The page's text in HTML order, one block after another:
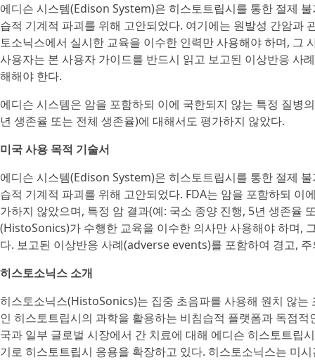
에디슨 시스템(Edison System)은 히스토트립시를 통한 절제
습적 기계적 파괴를 위해 고안되었다. 여기에는 원발성 간암과
토소닉스에서 실시한 교육을 이수한 인력만 사용해야 하며, 그
사용자는 본 사용자 가이드를 반드시 읽고 보고된 이상반응
해해야 한다.
에디슨 시스템은 암을 포함하되 이에 국한되지 않는 특정 질병
년 생존율 또는 전체 생존율)에 대해서도 평가하지 않았다.
미국 사용 목적 기술서
에디슨 시스템(Edison System)은 히스토트립시를 통한 절제
습적 기계적 파괴를 위해 고안되었다. FDA는 암을 포함하되
가하지 않았으며, 특정 암 결과(예: 국소 종양 진행, 5년 생존율
(HistoSonics)가 수행한 교육을 이수한 의사만 사용해야 하며,
다. 보고된 이상반응 사례(adverse events)를 포함하여 경고,
히스토소닉스 소개
히스토소닉스(HistoSonics)는 집중 초음파를 사용해 원치 않
인 히스토트립시의 과학을 활용하는 비침습적 플랫폼과 독점
국과 일부 글로벌 시장에서 간 치료에 대해 에디슨 히스토트립
기로 히스토트립시 응용을 확장하고 있다. 히스토소닉스는 미